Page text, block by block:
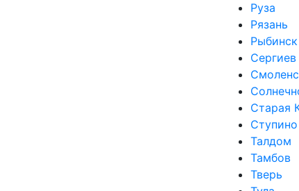
Руза
Рязань
Рыбинск
Старая
Ступино
Талдом
Тамбов
Тверь